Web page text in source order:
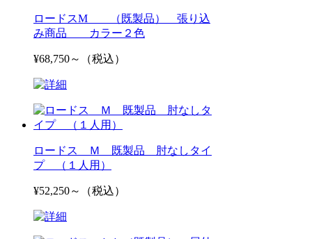
ロードスM （既製品） 張り込
み商品 カラー２色
¥68,750～（税込）
ロードス Ｍ 既製品 肘なしタイ
プ （１人用）
¥52,250～（税込）